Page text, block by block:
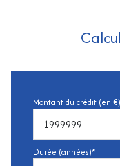
Montant du crédit (en
Durée (années)*